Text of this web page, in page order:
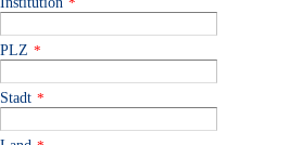
PLZ *
Stadt *